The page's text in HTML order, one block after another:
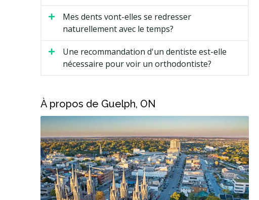
Mes dents vont-elles se redresser
naturellement avec le temps?
Une recommandation d'un dentiste est-elle
nécessaire pour voir un orthodontiste?
À propos de Guelph, ON